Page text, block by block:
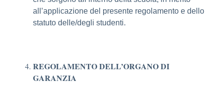
all’applicazione del presente regolamento e dello
statuto delle/degli studenti.
REGOLAMENTO DELL’ORGANO DI
GARANZIA